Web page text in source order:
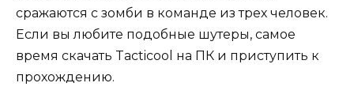
сражаются с зомби в команде из трех человек.
Если вы любите подобные шутеры, самое
время скачать Tacticool на ПК и приступить к
прохождению.